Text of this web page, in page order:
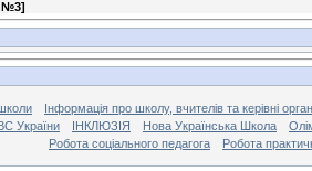
№3]
Інформація про школу, вчителів та керівні
України
ІНКЛЮЗІЯ Нова Українська Школа
Робота соціального педагога
Робота